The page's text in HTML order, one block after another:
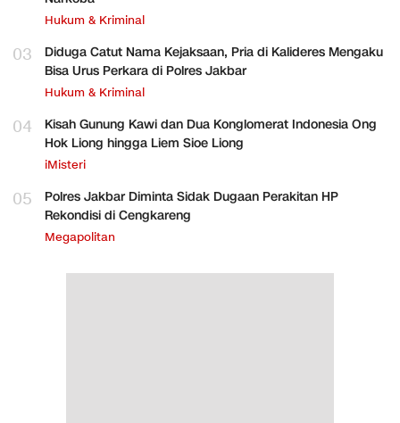
Hukum & Kriminal
03
Diduga Catut Nama Kejaksaan, Pria di Kalideres Mengaku
Bisa Urus Perkara di Polres Jakbar
Hukum & Kriminal
04
Kisah Gunung Kawi dan Dua Konglomerat Indonesia Ong
Hok Liong hingga Liem Sioe Liong
iMisteri
05
Polres Jakbar Diminta Sidak Dugaan Perakitan HP
Rekondisi di Cengkareng
Megapolitan